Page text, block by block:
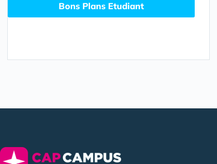
Bons Plans Etudiant